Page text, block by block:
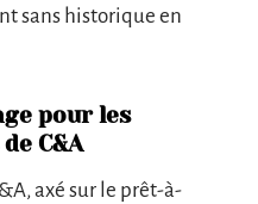
sans historique en
pour les
C&A
axé sur le prêt-à-